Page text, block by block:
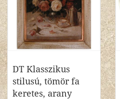
DT Klasszikus
stilusú, tömör fa
keretes, arany